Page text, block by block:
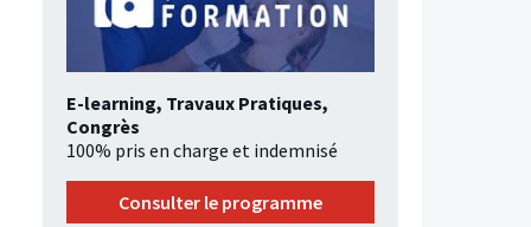
E-learning, Travaux Pratiques,
Congrès
100% pris en charge et indemnisé
Consulter le programme